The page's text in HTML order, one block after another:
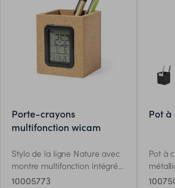
porte-crayons
multifonction wicam
Stylo de la ligne Nature avec
montre multifonction intégrée.
Fabriqué en liège naturel,
10005773
pot
Pot à